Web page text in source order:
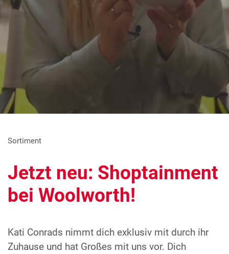
Sortiment
Jetzt neu: Shoptainment
bei Woolworth!
Kati Conrads nimmt dich exklusiv mit durch ihr
Zuhause und hat Großes mit uns vor. Dich